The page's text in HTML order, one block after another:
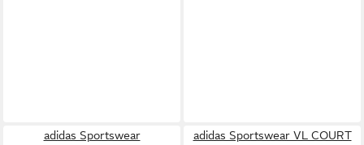
adidas Sportswear
adidas Sportswear VL COURT